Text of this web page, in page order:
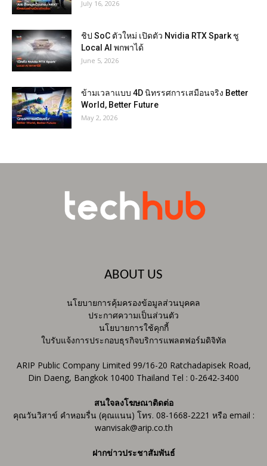
July 16, 2026
ชิป SoC ตัวใหม่ เปิดตัว Nvidia RTX Spark ชู
Local AI พกพาได้
June 5, 2026
ข้ามเวลาแบบ 4D นิทรรศการเสมือนจริง Better
World, Better Future
May 2, 2026
ABOUT US
นโยบายการคุ้มครองข้อมูลส่วนบุคคล
ประกาศความเป็นส่วนตัว
นโยบายการใช้คุกกี้
ใบรับแจ้งการประกอบธุรกิจบริการแพลตฟอร์มดิจิทัล
ARIP Public Company Limited 99/16-20 Ratchadapisek Road,
Din Daeng, Bangkok 10400 Thailand Tel : 0-2642-3400
สนใจลงโฆษณาติดต่อ
คุณวันวิสาข์ คำหอมรื่น (คุณแนน) โทร. 08-1668-2221 หรือ email :
wanvisak@arip.co.th
ฝากข่าวประชาสัมพันธ์